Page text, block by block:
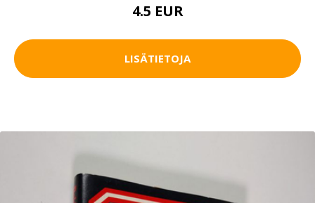
4.5 EUR
LISÄTIETOJA